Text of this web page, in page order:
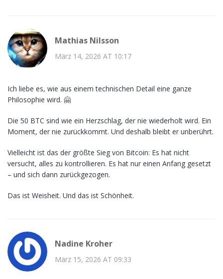
Mathias Nilsson
März 14, 2026 AT 10:17
Ich liebe es, wie aus einem technischen Detail eine ganze
Philosophie wird. 🤗
Die 50 BTC sind wie ein Herzschlag, der nie wiederholt wird. Ein
Moment, der nie zurückkommt. Und deshalb bleibt er unberührt.
Vielleicht ist das der größte Sieg von Bitcoin: Es hat nicht
versucht, alles zu kontrollieren. Es hat nur einen Anfang gesetzt
– und sich dann zurückgezogen.
Das ist Weisheit. Und das ist Schönheit.
Nadine Kroher
März 15, 2026 AT 09:33